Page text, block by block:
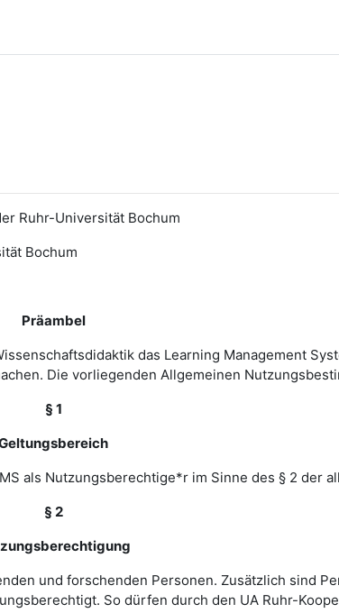
Ruhr-Universität Bochum
ät Bochum
Präambel
das Learning Management
Die vorliegenden Allgemeinen
§ 1
als Nutzungsberechtige*r im Sinne des § 2 der
§ 2
und forschenden Personen. Zusätzlich sind
So dürfen durch den UA Ruhr-